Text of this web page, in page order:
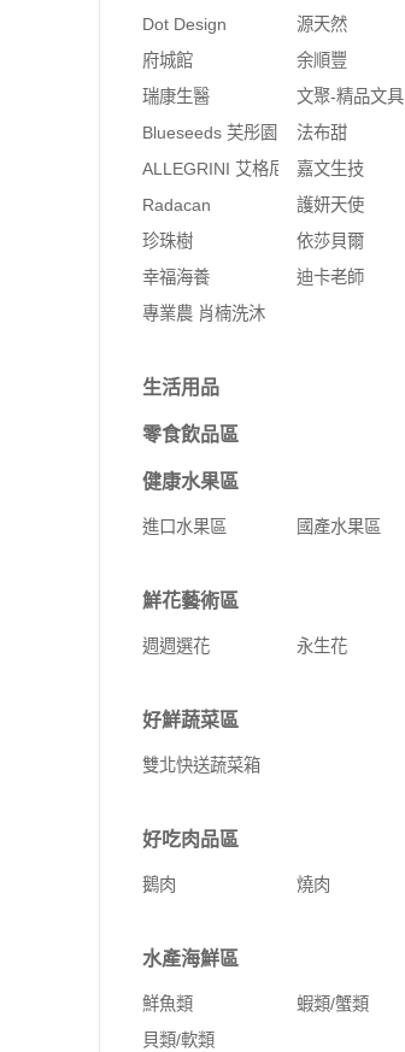
Dot Design
源天然
府城館
余順豐
瑞康生醫
文聚-精品文具
Blueseeds 芙彤園
法布甜
ALLEGRINI 艾格尼
嘉文生技
Radacan
護妍天使
珍珠樹
依莎貝爾
幸福海養
迪卡老師
專業農 肖楠洗沐
生活用品
零食飲品區
健康水果區
進口水果區 國產水果區
鮮花藝術區
週週選花 永生花
好鮮蔬菜區
雙北快送蔬菜箱
好吃肉品區
鵝肉 燒肉
水產海鮮區
鮮魚類
蝦類/蟹類
貝類/軟類